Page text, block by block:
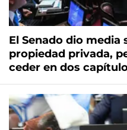
El Senado dio media
propiedad privada,
ceder en dos